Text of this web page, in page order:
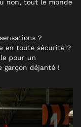
non, tout le monde
?
en toute sécurité ?
pour un
garçon déjanté !